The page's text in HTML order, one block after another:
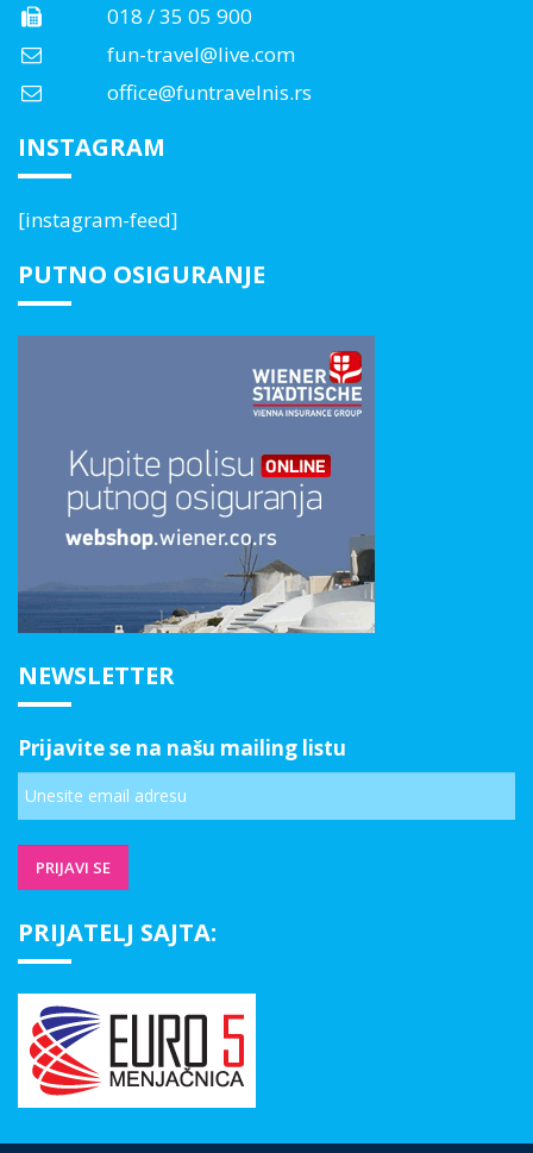
018 / 35 05 900
fun-travel@live.com
office@funtravelnis.rs
INSTAGRAM
[instagram-feed]
PUTNO OSIGURANJE
NEWSLETTER
Prijavite se na našu mailing listu
PRIJATELJ SAJTA: